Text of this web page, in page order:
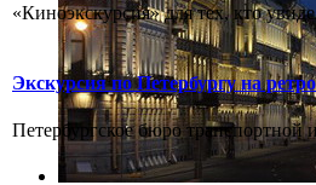
«Киноэкскурсия» для тех, кто
Экскурсия по Петербургу на
Петербургское бюро транспортной